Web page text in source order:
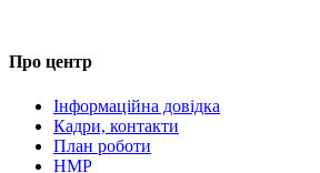
Про центр
Інформаційна довідка
Кадри, контакти
План роботи
НМР